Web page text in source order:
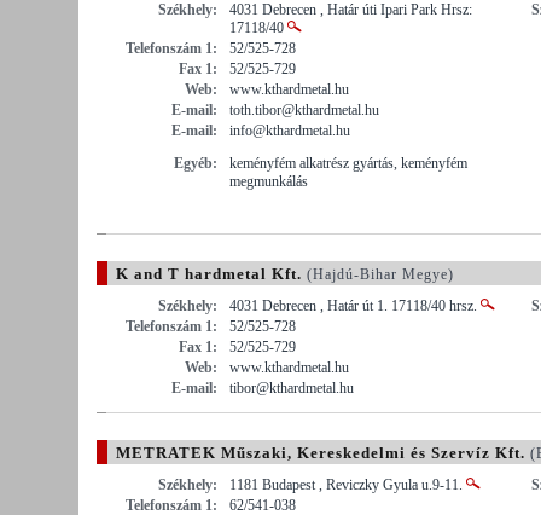
Székhely:
4031 Debrecen , Határ úti Ipari Park Hrsz:
17118/40
Telefonszám 1:
52/525-728
Fax 1:
52/525-729
Web:
www.kthardmetal.hu
E-mail:
toth.tibor@kthardmetal.hu
E-mail:
info@kthardmetal.hu
Egyéb:
keményfém alkatrész gyártás, keményfém
megmunkálás
K and T hardmetal Kft. (Hajdú-Bihar Megye)
Székhely:
4031 Debrecen , Határ út 1. 17118/40 hrsz.
Telefonszám 1:
52/525-728
Fax 1:
52/525-729
Web:
www.kthardmetal.hu
E-mail:
tibor@kthardmetal.hu
METRATEK Műszaki, Kereskedelmi és Szervíz Kft.
Székhely:
1181 Budapest , Reviczky Gyula u.9-11.
Telefonszám 1:
62/541-038